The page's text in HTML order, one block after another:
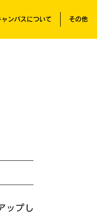
ャンパスについて その他
ップし